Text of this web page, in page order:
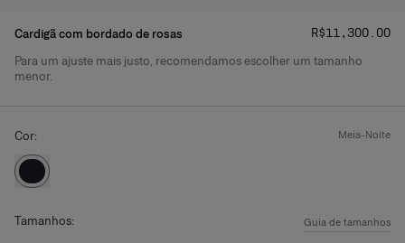
Cardigã com bordado de rosas Preço:
R$‌11,300.00
Detalhes do produto
Para um ajuste mais justo, recomendamos escolher um tamanho
menor.
Cor: meia-noite
Tamanhos: Guia de tamanhos